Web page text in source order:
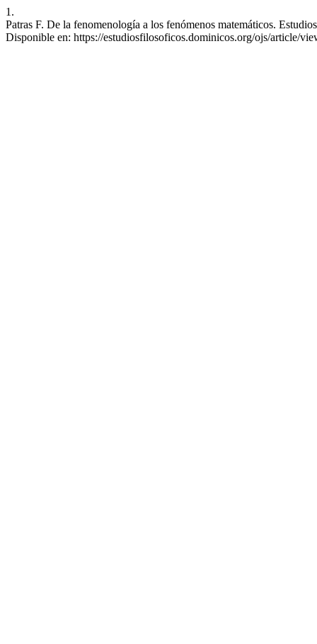
1.
Patras F. De la fenomenología a los fenómenos matemáticos.
Disponible en: https://estudiosfilosoficos.dominicos.org/ojs/article/